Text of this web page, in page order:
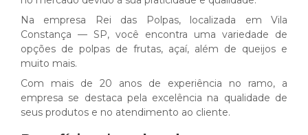
Na empresa Rei das Polpas, localizada em Vila
Constança — SP, você encontra uma variedade de
opções de polpas de frutas, açaí, além de queijos e
muito mais.
Com mais de 20 anos de experiência no ramo, a
empresa se destaca pela excelência na qualidade de
seus produtos e no atendimento ao cliente.